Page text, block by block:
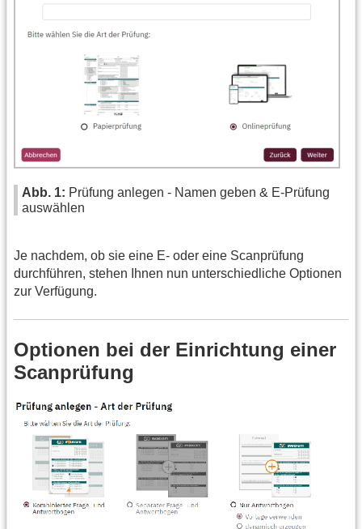
Abb. 1: Prüfung anlegen - Namen geben & E-Prüfung
auswählen
Je nachdem, ob sie eine E- oder eine Scanprüfung
durchführen, stehen Ihnen nun unterschiedliche Optionen
zur Verfügung.
Optionen bei der Einrichtung einer
Scanprüfung